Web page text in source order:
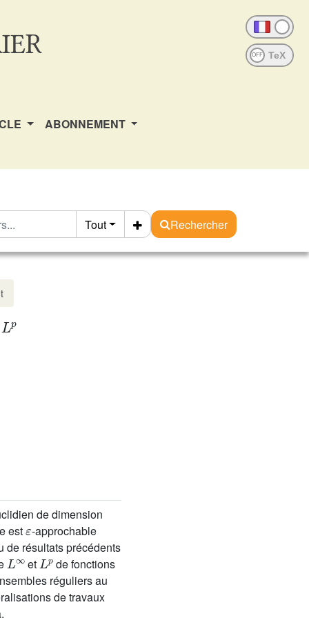
OFF
ABONNEMENT
Tout
Rechercher
de dimension
est
ε
-approchable
de résultats précédents
L∞
et
Lp
de fonctions
réguliers au
de travaux